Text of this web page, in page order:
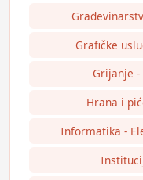
Grafičke
Grijanje
Hrana i
Informatika -